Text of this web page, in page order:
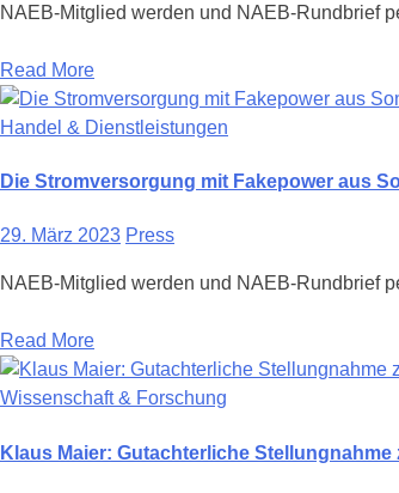
NAEB-Mitglied werden und NAEB-Rundbrief
Read More
Handel & Dienstleistungen
Die Stromversorgung mit Fakepower aus
29. März 2023 Press
NAEB-Mitglied werden und NAEB-Rundbrief
Read More
Wissenschaft & Forschung
Klaus Maier: Gutachterliche